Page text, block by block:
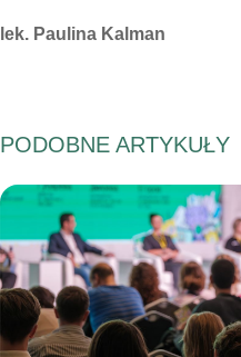
Autorzy:
lek. Paulina Kalman
PODOBNE ARTYKUŁY